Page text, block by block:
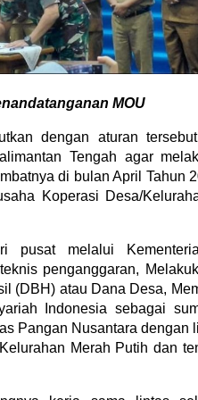
MOU
dengan aturan
Tengah agar
di bulan April Tahun
Koperasi Desa/
pusat melalui
penganggaran,
(DBH) atau Dana Desa,
Indonesia sebagai
Pangan Nusantara dengan
Merah Putih dan